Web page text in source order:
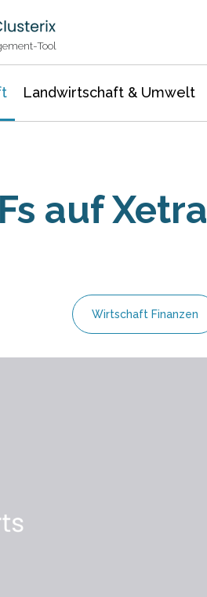
Tool
Landwirtschaft & Umwelt
auf Xetra
Wirtschaft Finanzen